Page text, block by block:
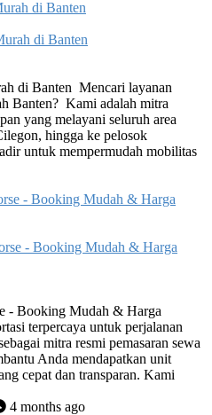
di Banten
di Banten Mencari layanan
Banten? Kami adalah mitra
yang melayani seluruh area
hingga ke pelosok
untuk mempermudah mobilitas
- Booking Mudah & Harga
- Booking Mudah & Harga
terpercaya untuk perjalanan
mitra resmi pemasaran sewa
Anda mendapatkan unit
cepat dan transparan. Kami
4 months ago